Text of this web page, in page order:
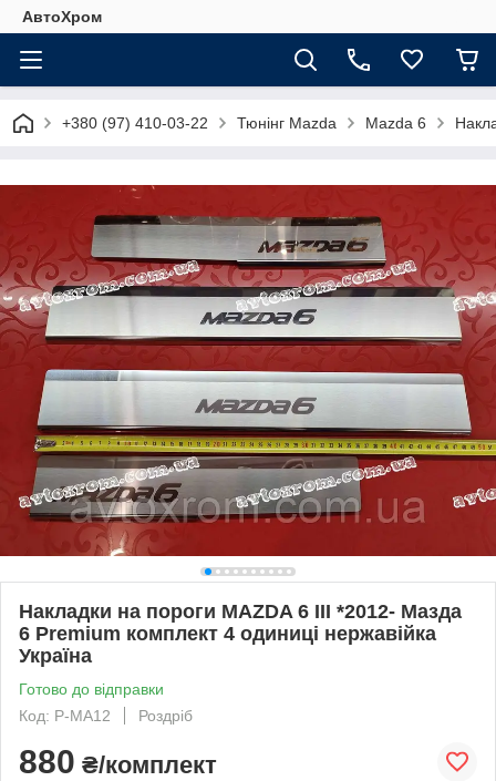
АвтоХром
+380 (97) 410-03-22 Тюнінг Mazda Mazda 6
Накладки на пороги MAZDA 6 III *2012- Мазда
6 Premium комплект 4 одиниці нержавійка
Україна
Готово до відправки
Код: P-MA12
Роздріб
880 ₴/комплект